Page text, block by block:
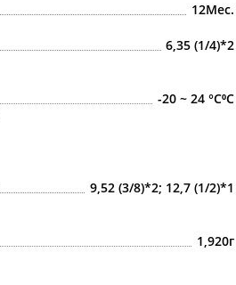
12Мес.
6,35 (1/4)*2
-20 ~ 24 °C⁰С
9,52 (3/8)*2; 12,7 (1/2)*1
1,920г